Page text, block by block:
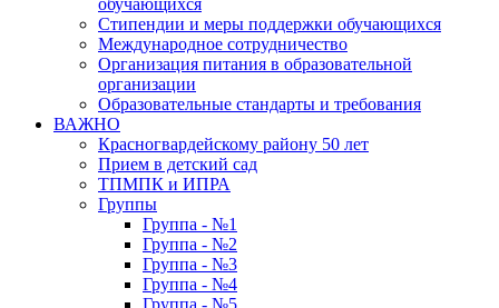
обучающихся
Стипендии и меры поддержки обучающихся
Международное сотрудничество
Организация питания в образовательной
организации
Образовательные стандарты и требования
ВАЖНО
Красногвардейскому району 50 лет
Прием в детский сад
ТПМПК и ИПРА
Группы
Группа - №1
Группа - №2
Группа - №3
Группа - №4
Группа - №5